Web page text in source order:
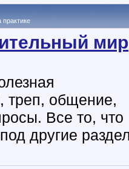
мир
треп, общение,
Все то, что
другие